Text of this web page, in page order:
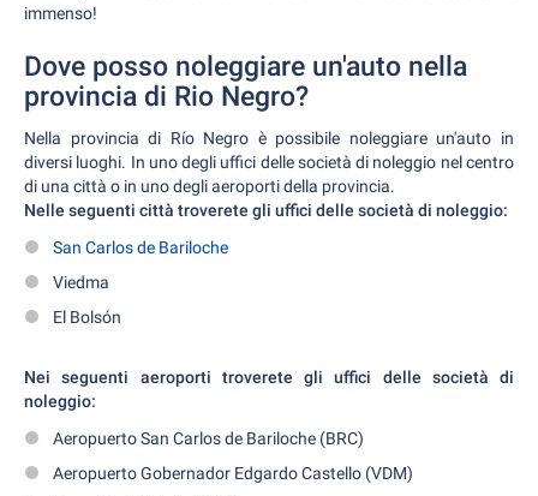
immenso!
Dove posso noleggiare un'auto nella
provincia di Rio Negro?
Nella provincia di Río Negro è possibile noleggiare un'auto in
diversi luoghi. In uno degli uffici delle società di noleggio nel centro
di una città o in uno degli aeroporti della provincia.
Nelle seguenti città troverete gli uffici delle società di noleggio:
San Carlos de Bariloche
Viedma
El Bolsón
Nei seguenti aeroporti troverete gli uffici delle società di
noleggio:
Aeropuerto San Carlos de Bariloche (BRC)
Aeropuerto Gobernador Edgardo Castello (VDM)